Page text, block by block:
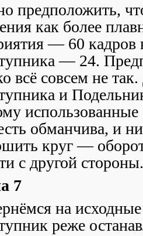
предположить,
как более
— 60 кадров
— 24.
всё совсем не
и
обманчива, и
круг —
с другой
7
на
реже